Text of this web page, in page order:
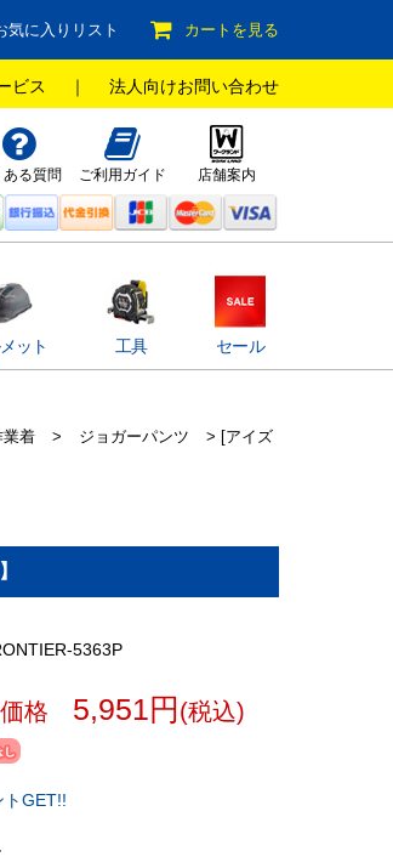
気に入りリスト カートを見る
ビス ｜ 法人向けお問い合わせ
ある質問 ご利用ガイド 店舗案内
ット 工具 セール
業着 > ジョガーパンツ
> [アイズ
5363P
価格 5,951円 (税込)
GET!!